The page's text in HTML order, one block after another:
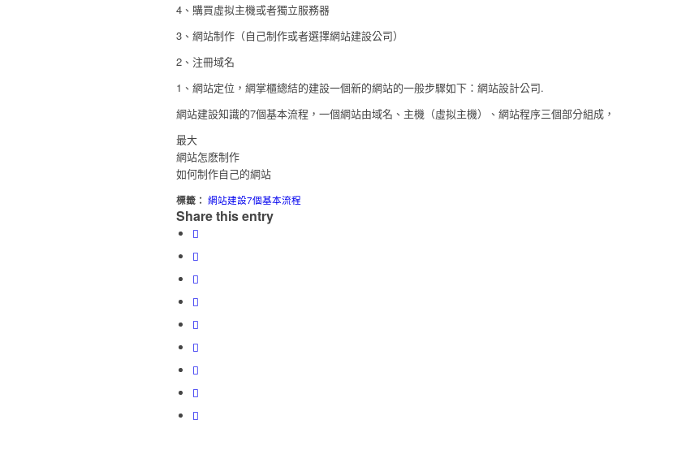
4、購買虛拟主機或者獨立服務器
3、網站制作（自己制作或者選擇網站建設公司）
2、注冊域名
1、網站定位，網掌櫃總結的建設一個新的網站的一般步驟如下：網站設計公司.
網站建設知識的7個基本流程，一個網站由域名、主機（虛拟主機）、網站程序三個部分組成，
最大
網站怎麽制作
如何制作自己的網站
標籤： 網站建設7個基本流程
Share this entry